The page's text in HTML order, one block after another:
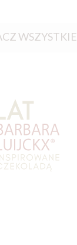
WSZYSTKIE